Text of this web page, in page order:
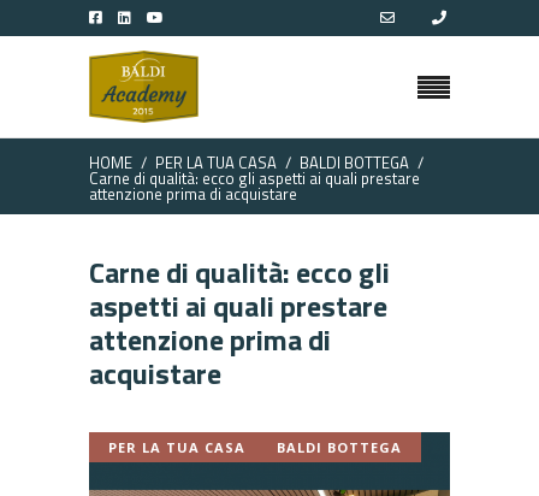
HOME PER LA TUA CASA BALDI BOTTEGA
Carne di qualità: ecco gli aspetti ai quali prestare
attenzione prima di acquistare
Carne di qualità: ecco gli
aspetti ai quali prestare
attenzione prima di
acquistare
PER LA TUA CASA BALDI BOTTEGA